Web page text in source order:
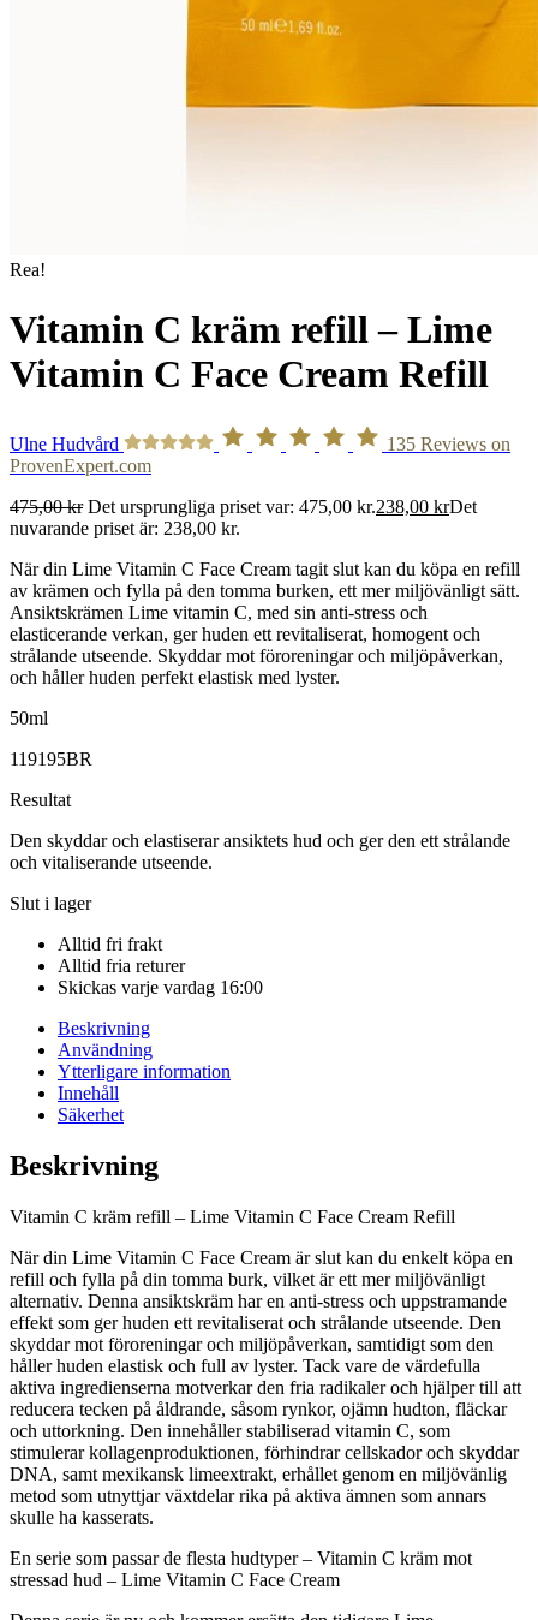
Rea!
Vitamin C kräm refill – Lime
Vitamin C Face Cream Refill
Ulne Hudvård 135 Reviews on
ProvenExpert.com
475,00kr Det ursprungliga priset var: 475,00 kr.238,00 krDet
nuvarande priset är: 238,00 kr.
När din Lime Vitamin C Face Cream tagit slut kan du köpa en refill
av krämen och fylla på den tomma burken, ett mer miljövänligt sätt.
Ansiktskrämen Lime vitamin C, med sin anti-stress och
elasticerande verkan, ger huden ett revitaliserat, homogent och
strålande utseende. Skyddar mot föroreningar och miljöpåverkan,
och håller huden perfekt elastisk med lyster.
50ml
119195BR
Resultat
Den skyddar och elastiserar ansiktets hud och ger den ett strålande
och vitaliserande utseende.
Slut i lager
Alltid fri frakt
Alltid fria returer
Skickas varje vardag 16:00
Beskrivning
Användning
Ytterligare information
Innehåll
Säkerhet
Beskrivning
Vitamin C kräm refill – Lime Vitamin C Face Cream Refill
När din Lime Vitamin C Face Cream är slut kan du enkelt köpa en
refill och fylla på din tomma burk, vilket är ett mer miljövänligt
alternativ. Denna ansiktskräm har en anti-stress och uppstramande
effekt som ger huden ett revitaliserat och strålande utseende. Den
skyddar mot föroreningar och miljöpåverkan, samtidigt som den
håller huden elastisk och full av lyster. Tack vare de värdefulla
aktiva ingredienserna motverkar den fria radikaler och hjälper till att
reducera tecken på åldrande, såsom rynkor, ojämn hudton, fläckar
och uttorkning. Den innehåller stabiliserad vitamin C, som
stimulerar kollagenproduktionen, förhindrar cellskador och skyddar
DNA, samt mexikansk limeextrakt, erhållet genom en miljövänlig
metod som utnyttjar växtdelar rika på aktiva ämnen som annars
skulle ha kasserats.
En serie som passar de flesta hudtyper – Vitamin C kräm mot
stressad hud – Lime Vitamin C Face Cream